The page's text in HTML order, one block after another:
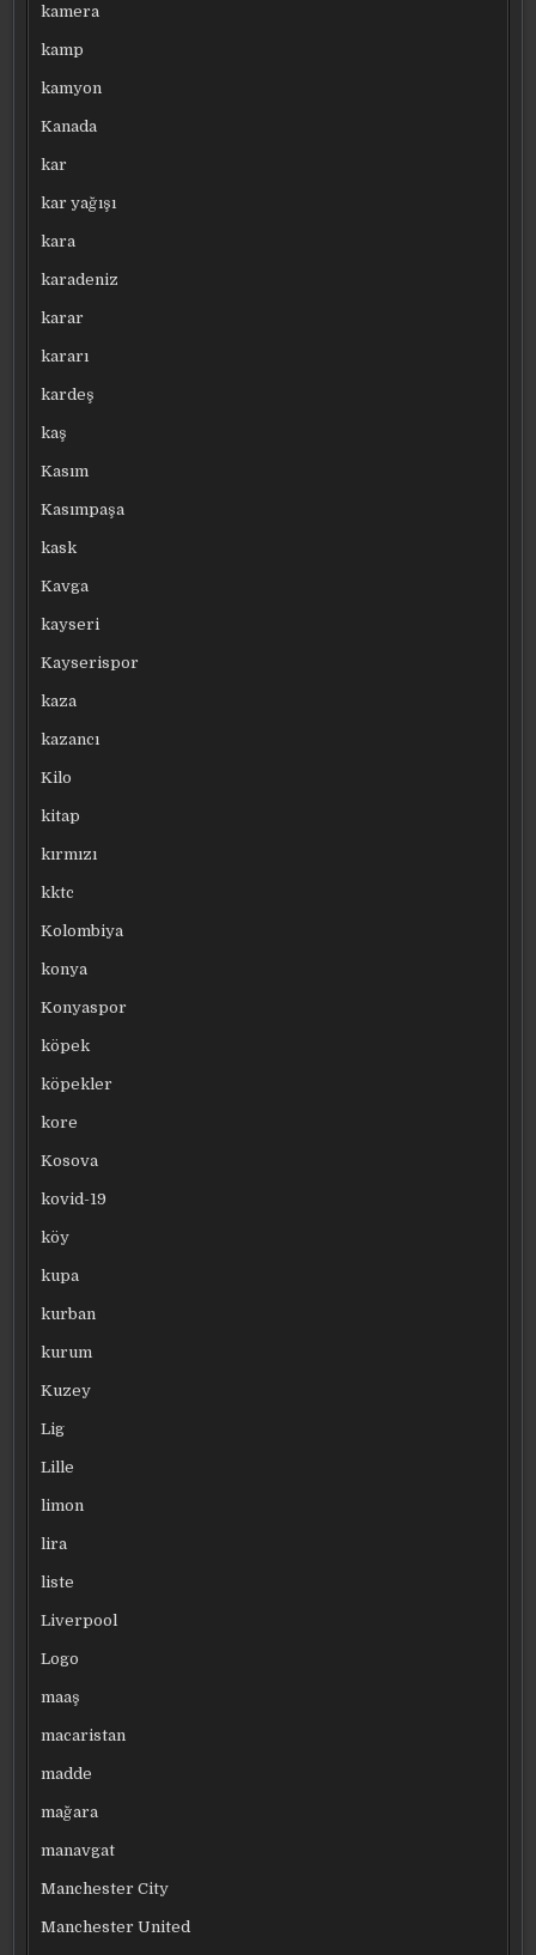
kamera
kamp
kamyon
Kanada
kar
kar yağışı
kara
karadeniz
karar
kararı
kardeş
kaş
Kasım
Kasımpaşa
kask
Kavga
kayseri
Kayserispor
kaza
kazancı
Kilo
kitap
kırmızı
kktc
Kolombiya
konya
Konyaspor
köpek
köpekler
kore
Kosova
kovid-19
köy
kupa
kurban
kurum
Kuzey
Lig
Lille
limon
lira
liste
Liverpool
Logo
maaş
macaristan
madde
mağara
manavgat
Manchester City
Manchester United